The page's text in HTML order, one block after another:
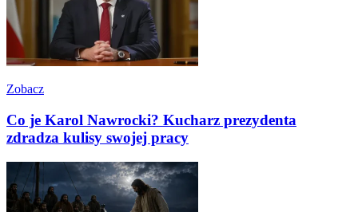
Zobacz
Co je Karol Nawrocki? Kucharz prezydenta
zdradza kulisy swojej pracy